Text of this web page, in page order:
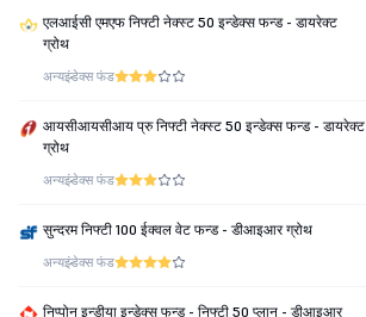
एलआईसी एमएफ निफ्टी नेक्स्ट 50 इन्डेक्स फन्ड - डायरेक्ट
ग्रोथ
अन्यइंडेक्स फंड
आयसीआयसीआय प्रु निफ्टी नेक्स्ट 50 इन्डेक्स फन्ड - डायरेक्ट
ग्रोथ
अन्यइंडेक्स फंड
सुन्दरम निफ्टी 100 ईक्वल वेट फन्ड - डीआइआर ग्रोथ
अन्यइंडेक्स फंड
निप्पोन इन्डीया इन्डेक्स फन्ड - निफ्टी 50 प्लान - डीआइआर